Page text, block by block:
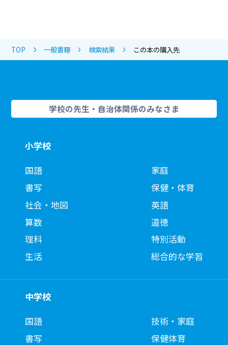
TOP 一般書籍 検索結果 この本の購入先
学校の先生・自治体関係のみなさま
小学校
国語
書写
社会・地図
算数
理科
生活
家庭
保健・体育
英語
道徳
特別活動
総合的な学習
中学校
国語
書写
技術・家庭
保健体育